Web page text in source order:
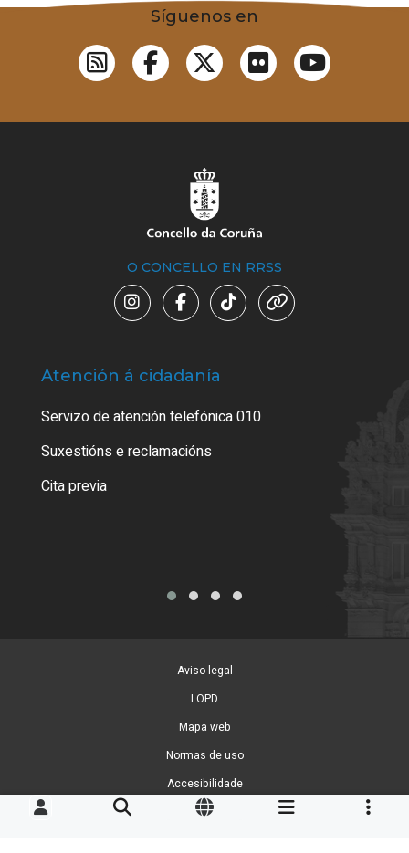
Síguenos en
O CONCELLO EN RRSS
Atención á cidadanía
Servizo de atención telefónica 010
Suxestións e reclamacións
Cita previa
Aviso legal
LOPD
Mapa web
Normas de uso
Accesibilidade
Xestión de cookies